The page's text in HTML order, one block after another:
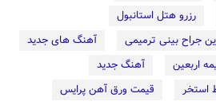
رزرو هتل استانبول
جراح بینی ترمیمی
آهنگ های جدید
اربعین
آهنگ جدید
استخر
قیمت ورق آهن پرایس